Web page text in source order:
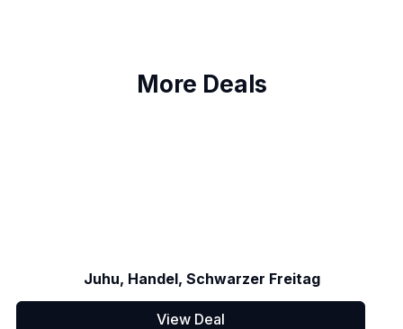
More Deals
Juhu, Handel, Schwarzer Freitag
View Deal